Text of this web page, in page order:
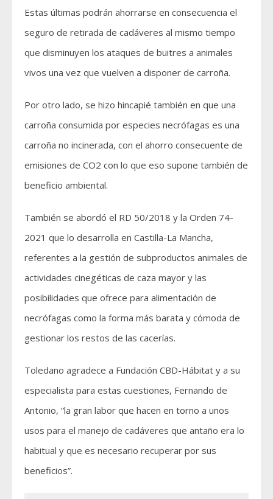
Estas últimas podrán ahorrarse en consecuencia el
seguro de retirada de cadáveres al mismo tiempo
que disminuyen los ataques de buitres a animales
vivos una vez que vuelven a disponer de carroña.
Por otro lado, se hizo hincapié también en que una
carroña consumida por especies necrófagas es una
carroña no incinerada, con el ahorro consecuente de
emisiones de CO2 con lo que eso supone también de
beneficio ambiental.
También se abordó el RD 50/2018 y la Orden 74-
2021 que lo desarrolla en Castilla-La Mancha,
referentes a la gestión de subproductos animales de
actividades cinegéticas de caza mayor y las
posibilidades que ofrece para alimentación de
necrófagas como la forma más barata y cómoda de
gestionar los restos de las cacerías.
Toledano agradece a Fundación CBD-Hábitat y a su
especialista para estas cuestiones, Fernando de
Antonio, “la gran labor que hacen en torno a unos
usos para el manejo de cadáveres que antaño era lo
habitual y que es necesario recuperar por sus
beneficios”.